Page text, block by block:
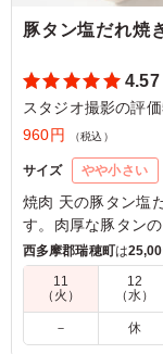
豚タン塩だれ焼
4.57
スタジオ撮影の評価
960円
（税込）
サイズ やや小さい
焼肉 天の豚タン塩
す。肉厚な豚タン
食べたら忘れられ
ルやほうれん草ナ
じます。ロケやイ
5.0
西多摩郡瑞穂町は
11
（火）
12
（水）
－ 休